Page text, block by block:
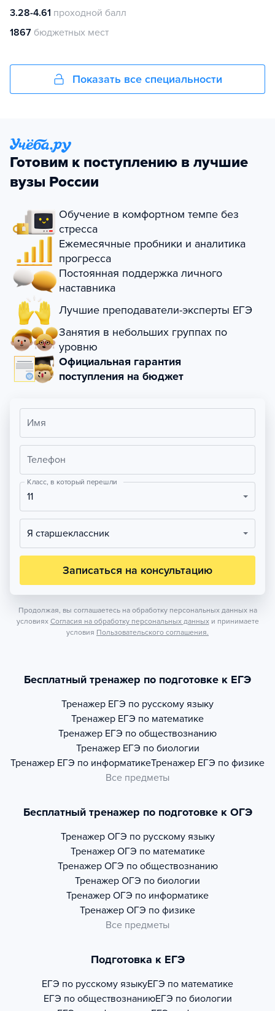
3.28-4.61 проходной балл
1867 бюджетных мест
Показать все специальности
Готовим к поступлению в лучшие
вузы России
Обучение в комфортном темпе без
стресса
Ежемесячные пробники и аналитика
прогресса
Постоянная поддержка личного
наставника
Лучшие преподаватели-эксперты ЕГЭ
Занятия в небольших группах по
уровню
Официальная гарантия
поступления на бюджет
Имя
Телефон
Класс, в который перешли
11
Я старшеклассник
Записаться на консультацию
Продолжая, вы соглашаетесь на обработку персональных данных на
условиях Согласия на обработку персональных данных и принимаете
условия Пользовательского соглашения.
Бесплатный тренажер по подготовке к ЕГЭ
Тренажер ЕГЭ по русскому языку
Тренажер ЕГЭ по математике
Тренажер ЕГЭ по обществознанию
Тренажер ЕГЭ по биологии
Тренажер ЕГЭ по информатикеТренажер ЕГЭ по физике
Все предметы
Бесплатный тренажер по подготовке к ОГЭ
Тренажер ОГЭ по русскому языку
Тренажер ОГЭ по математике
Тренажер ОГЭ по обществознанию
Тренажер ОГЭ по биологии
Тренажер ОГЭ по информатике
Тренажер ОГЭ по физике
Все предметы
Подготовка к ЕГЭ
ЕГЭ по русскому языкуЕГЭ по математике
ЕГЭ по обществознаниюЕГЭ по биологии